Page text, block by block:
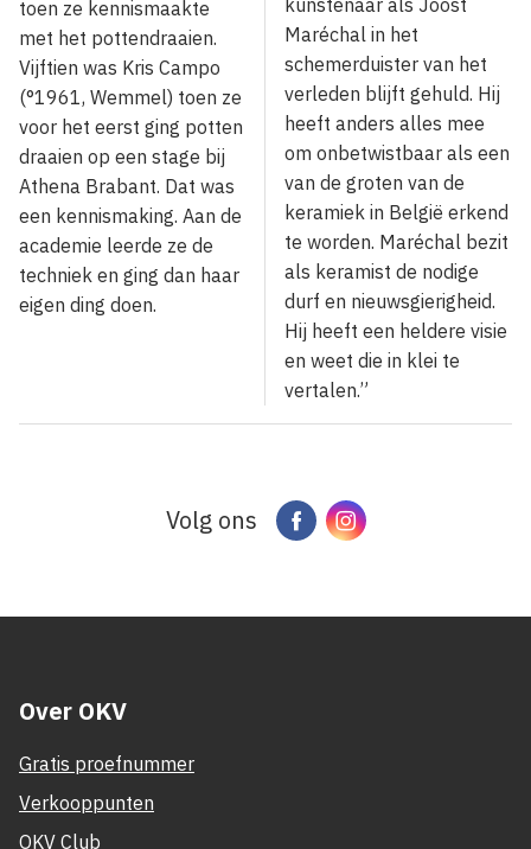
toen ze kennismaakte
met het pottendraaien.
Vijftien was Kris Campo
(°1961, Wemmel) toen ze
voor het eerst ging potten
draaien op een stage bij
Athena Brabant. Dat was
een kennismaking. Aan de
academie leerde ze de
techniek en ging dan haar
eigen ding doen.
kunstenaar als Joost
Maréchal in het
schemerduister van het
verleden blijft gehuld. Hij
heeft anders alles mee
om onbetwistbaar als een
van de groten van de
keramiek in België erkend
te worden. Maréchal bezit
als keramist de nodige
durf en nieuwsgierigheid.
Hij heeft een heldere visie
en weet die in klei te
vertalen.”
Volg ons FacebookInstagram
Over OKV
Gratis proefnummer
Verkooppunten
OKV Club